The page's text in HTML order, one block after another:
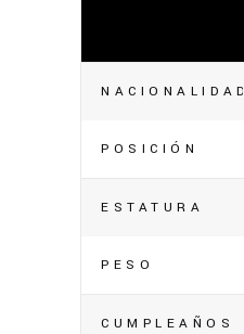
NACIONALIDAD
POSICIÓN
ESTATURA
PESO
CUMPLEAÑOS